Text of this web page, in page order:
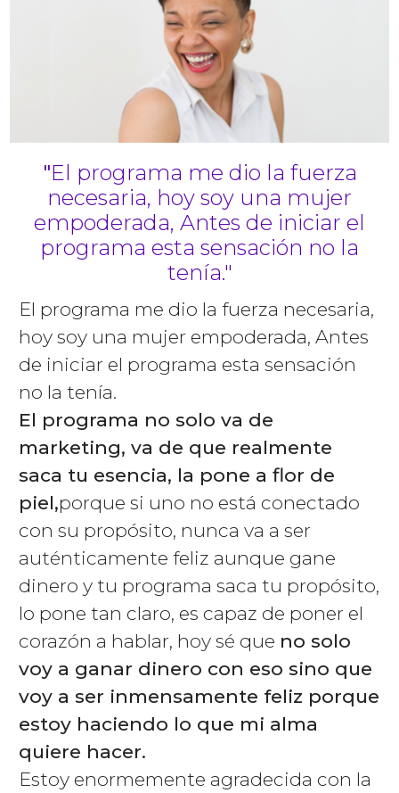
"El programa me dio la fuerza
necesaria, hoy soy una mujer
empoderada, Antes de iniciar el
programa esta sensación no la
tenía."
El programa me dio la fuerza necesaria,
hoy soy una mujer empoderada, Antes
de iniciar el programa esta sensación
no la tenía.
El programa no solo va de
marketing, va de que realmente
saca tu esencia, la pone a flor de
piel,porque si uno no está conectado
con su propósito, nunca va a ser
auténticamente feliz aunque gane
dinero y tu programa saca tu propósito,
lo pone tan claro, es capaz de poner el
corazón a hablar, hoy sé que no solo
voy a ganar dinero con eso sino que
voy a ser inmensamente feliz porque
estoy haciendo lo que mi alma
quiere hacer.
Estoy enormemente agradecida con la